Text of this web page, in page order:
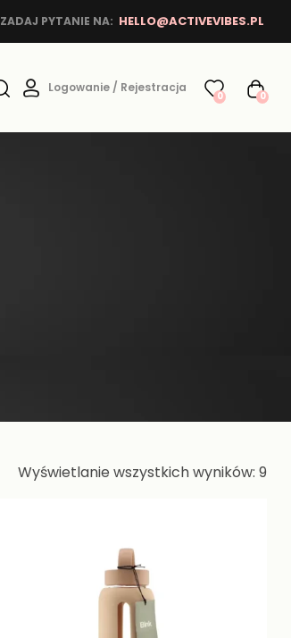
ZADAJ PYTANIE NA: HELLO@ACTIVEVIBES.PL
Logowanie / Rejestracja
0 0
Wyświetlanie wszystkich wyników: 9